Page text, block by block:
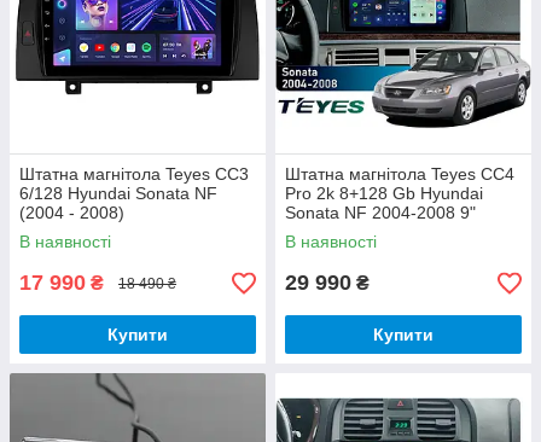
Штатна магнітола Teyes CC3
6/128 Hyundai Sonata NF
(2004 - 2008)
В наявності
17 990 ₴ 18 490 ₴
Купити
Штатна магнітола Teyes CC4
Pro 2k 8+128 Gb Hyundai
Sonata NF 2004-2008 9"
В наявності
29 990 ₴
Купити